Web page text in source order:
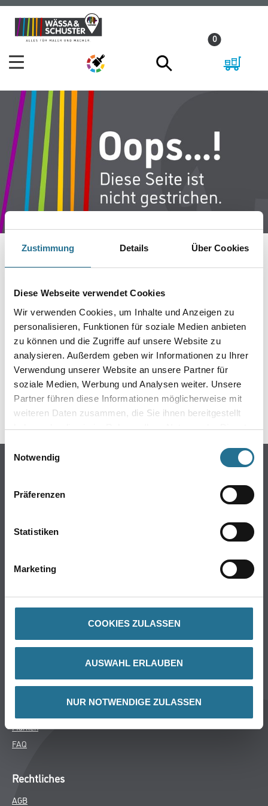
Zustimmung Details Über Cookies
Diese Webseite verwendet Cookies
Wir verwenden Cookies, um Inhalte und Anzeigen zu
personalisieren, Funktionen für soziale Medien anbieten
zu können und die Zugriffe auf unsere Website zu
analysieren. Außerdem geben wir Informationen zu Ihrer
Verwendung unserer Website an unsere Partner für
soziale Medien, Werbung und Analysen weiter. Unsere
Partner führen diese Informationen möglicherweise mit
weiteren Daten zusammen, die Sie ihnen bereitgestellt
haben oder die sie im Rahmen Ihrer Nutzung der Dienste
Einwilligungsauswahl
Notwendig
Präferenzen
Statistiken
Marketing
COOKIES ZULASSEN
AUSWAHL ERLAUBEN
NUR NOTWENDIGE ZULASSEN
Zum
Inhalt
Zum
Navigationsmenü
0
IST AUFGETRETEN
Keine Sorge, wir pinseln schon an der Lösung und
werden das Problem so schnell wie möglich beheben.
Erkunden Sie in der Zwischenzeit unseren Online-Shop
und lassen Sie sich inspirieren.
ZURÜCK ZUM ONLINE-SHOP
Online-Shop
Putze- und Spachtelmassen
Wand- & Deckenbeläge
CMS Gruppe
Aktuelles
Marken
FAQ
Rechtliches
AGB